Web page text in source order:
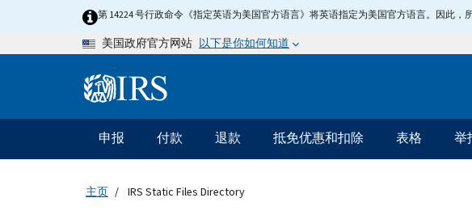
第 14224 号行政命令《指定英语为美国官方语言》将英语指定为美国官方语言。因此，
美国政府官方网站 以下是你如何知道
Information
主
要
导
申报 付款 退款 抵免优惠和扣除 表格 举
主页 IRS Static Files Directory